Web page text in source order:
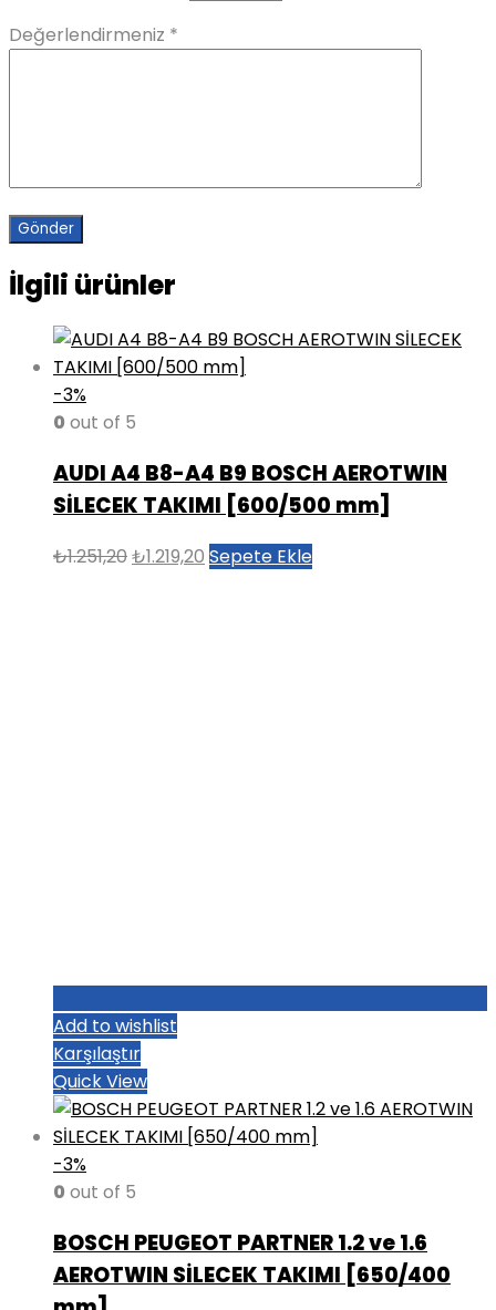
Değerlendirmeniz *
İlgili ürünler
-3%
0 out of 5
AUDI A4 B8-A4 B9 BOSCH AEROTWIN
SİLECEK TAKIMI [600/500 mm]
₺1.251,20Orijinal
₺1.219,20 Şu
Sepete Ekle
Add to wishlist
Karşılaştır
Quick View
-3%
0 out of 5
BOSCH PEUGEOT PARTNER 1.2 ve 1.6
AEROTWIN SİLECEK TAKIMI [650/400